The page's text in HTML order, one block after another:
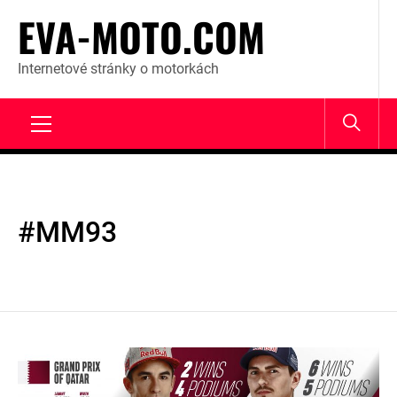
content
EVA-MOTO.COM
Internetové stránky o motorkách
#MM93